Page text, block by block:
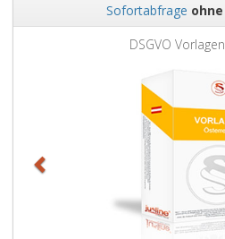
Sofortabfrage ohne
DSGVO Vorlagen